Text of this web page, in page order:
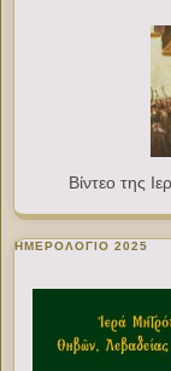
Βίντεο της
ΗΜΕΡΟΛΟΓΙΟ 2025